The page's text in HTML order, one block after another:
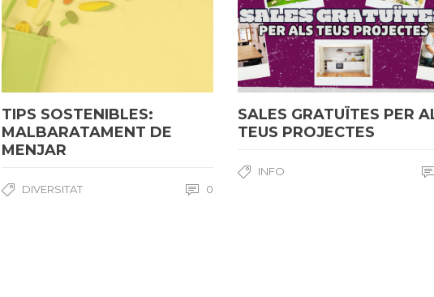
TIPS SOSTENIBLES:
MALBARATAMENT DE
MENJAR
DIVERSITAT 0
SALES GRATUÏTES PER
TEUS PROJECTES
INFO